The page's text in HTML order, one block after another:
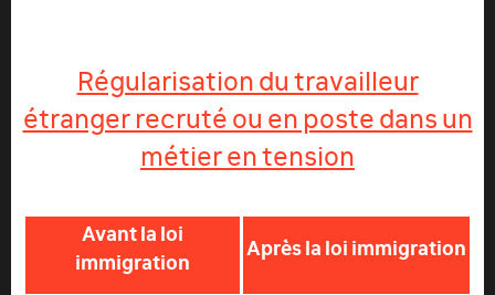
Régularisation du travailleur
étranger recruté ou en poste dans un
métier en tension
Avant la loi
immigration
Après la loi immigration